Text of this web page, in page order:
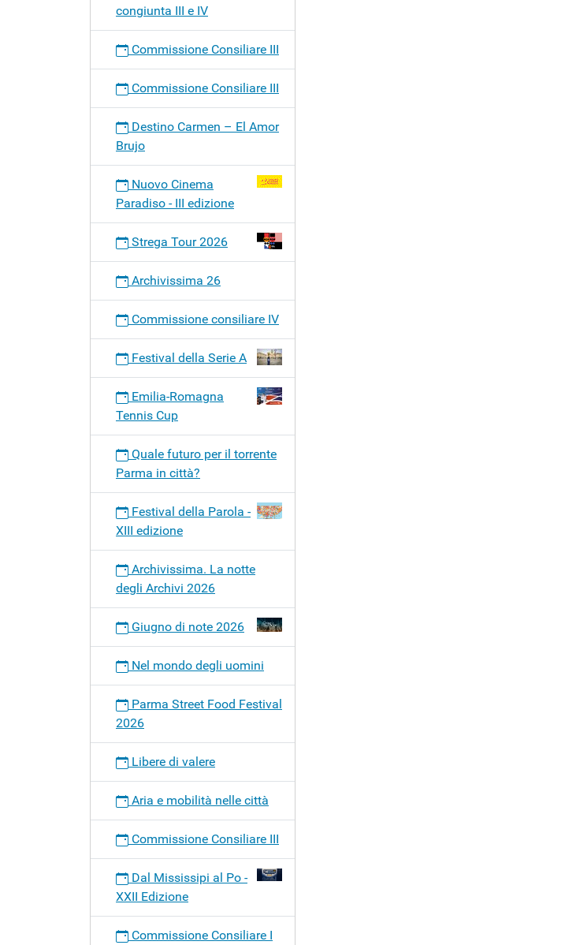
congiunta III e IV
Commissione Consiliare III
Commissione Consiliare III
Destino Carmen – El Amor
Brujo
Nuovo Cinema
Paradiso - III edizione
Strega Tour 2026
Archivissima 26
Commissione consiliare IV
Festival della Serie A
Emilia-Romagna
Tennis Cup
Quale futuro per il torrente
Parma in città?
Festival della Parola -
XIII edizione
Archivissima. La notte
degli Archivi 2026
Giugno di note 2026
Nel mondo degli uomini
Parma Street Food Festival
2026
Libere di valere
Aria e mobilità nelle città
Commissione Consiliare III
Dal Mississipi al Po -
XXII Edizione
Commissione Consiliare I